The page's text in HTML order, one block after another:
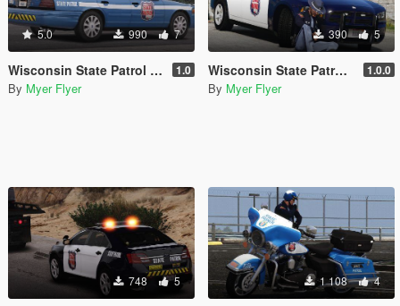
5.0 990 7
Wisconsin State Patrol 2011 CVPI/Crown Victoria 1.0
By Myer Flyer
390 5
Wisconsin State Patrol 2009 Charger 1.0.0
By Myer Flyer
748 5 1 108 4